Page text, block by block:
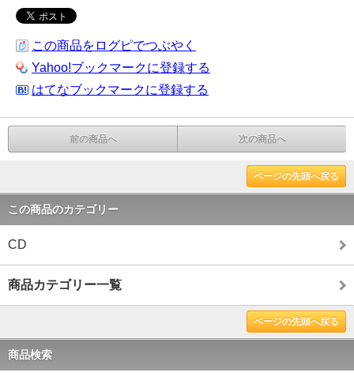
この商品をログピでつぶやく
Yahoo!ブックマークに登録する
はてなブックマークに登録する
前の商品へ 次の商品へ
ページの先頭へ戻る
この商品のカテゴリー
CD
商品カテゴリー一覧
ページの先頭へ戻る
商品検索